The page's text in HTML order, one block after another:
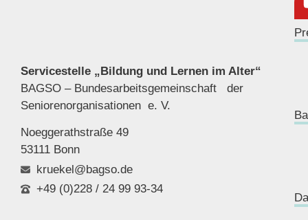
Servicestelle „Bildung und Lernen im Alter“
BAGSO – Bundesarbeitsgemeinschaft der
Seniorenorganisationen e. V.
Noeggerathstraße 49
53111 Bonn
kruekel@bagso.de
+49 (0)228 / 24 99 93-34